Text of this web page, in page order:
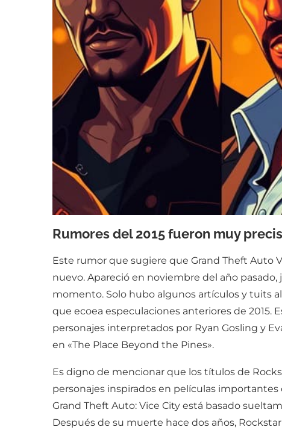
Rumores del 2015 fueron muy
Este rumor que sugiere que Grand Theft Auto
nuevo. Apareció en noviembre del año
momento. Solo hubo algunos artículos y tuits
que ecoea especulaciones anteriores de 2015.
personajes interpretados por Ryan Gosling y
en «The Place Beyond the Pines».
Es digno de mencionar que los títulos de
personajes inspirados en películas
Grand Theft Auto: Vice City está basado
Después de su muerte hace dos años,